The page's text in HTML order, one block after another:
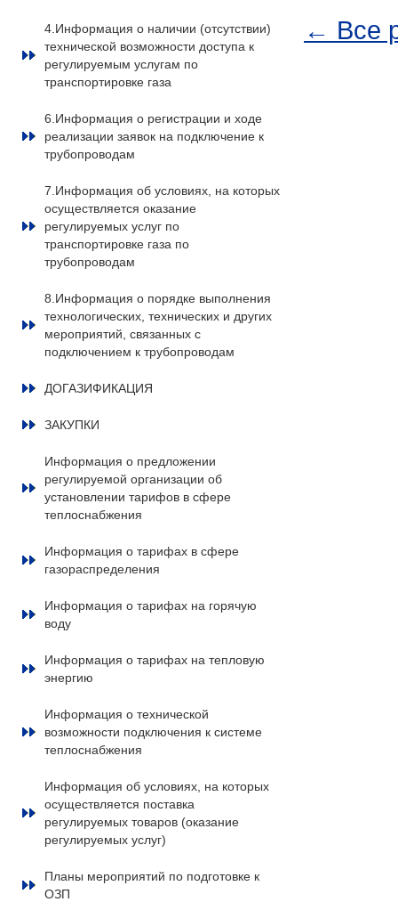
4.Информация о наличии (отсутствии)
технической возможности доступа к
регулируемым услугам по
транспортировке газа
6.Информация о регистрации и ходе
реализации заявок на подключение к
трубопроводам
7.Информация об условиях, на которых
осуществляется оказание
регулируемых услуг по
транспортировке газа по
трубопроводам
8.Информация о порядке выполнения
технологических, технических и других
мероприятий, связанных с
подключением к трубопроводам
ДОГАЗИФИКАЦИЯ
ЗАКУПКИ
Информация о предложении
регулируемой организации об
установлении тарифов в сфере
теплоснабжения
Информация о тарифах в сфере
газораспределения
Информация о тарифах на горячую
воду
Информация о тарифах на тепловую
энергию
Информация о технической
возможности подключения к системе
теплоснабжения
Информация об условиях, на которых
осуществляется поставка
регулируемых товаров (оказание
регулируемых услуг)
Планы мероприятий по подготовке к
ОЗП
← Все